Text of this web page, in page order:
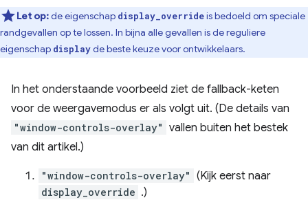
Let op:de eigenschap display_overrideis bedoeld om speciale
randgevallen op te lossen. In bijna alle gevallen is de reguliere
eigenschap displayde beste keuze voor ontwikkelaars.
In het onderstaande voorbeeld ziet de fallback-keten
voor de weergavemodus er als volgt uit. (De details van
"window-controls-overlay" vallen buiten het bestek
van dit artikel.)
"window-controls-overlay" (Kijk eerst naar
display_override .)